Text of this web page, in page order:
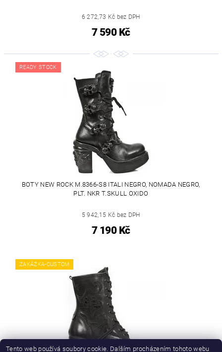
6 272,73 Kč bez DPH
7 590 Kč
READY STOCK
BOTY NEW ROCK M.8366-S8 ITALI NEGRO, NOMADA NEGRO,
PLT. NKR T.SKULL OXIDO
5 942,15 Kč bez DPH
7 190 Kč
ZAKÁZKA-CUSTOM
Tento web používá soubory cookie. Dalším procházením tohoto webu